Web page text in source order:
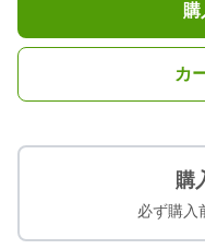
購
カ
購
必ず購入